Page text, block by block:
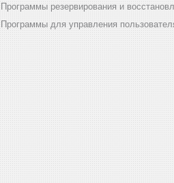
Программы резервирования и
Программы для управления